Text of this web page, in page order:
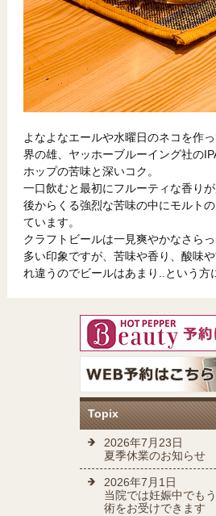
よなよなエールや水曜日のネコを作
界の雄、ヤッホーブルーイング社の
ホップの苦味と深いコク。
一口飲むと最初にフルーティな香り
後からくる強烈な苦味の中にモルト
ています。
クラフトビールは一見爽やかなさら
多い印象ですが、苦味や香り、酸味
れ違うのでビールはあまり..という方
Topix
2026年7月23日
夏季休業のお知らせ
2026年7月1日
当院では妊娠中でも
術をお受けできます